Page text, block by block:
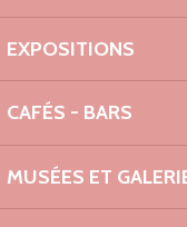
EXPOSITIONS
CAFÉS - BARS
MUSÉES ET